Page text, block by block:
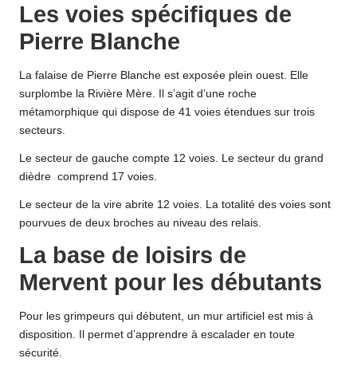
Les voies spécifiques de
Pierre Blanche
La falaise de Pierre Blanche est exposée plein ouest. Elle
surplombe la Rivière Mère. Il s’agit d’une roche
métamorphique qui dispose de 41 voies étendues sur trois
secteurs.
Le secteur de gauche compte 12 voies. Le secteur du grand
dièdre comprend 17 voies.
Le secteur de la vire abrite 12 voies. La totalité des voies sont
pourvues de deux broches au niveau des relais.
La base de loisirs de
Mervent pour les débutants
Pour les grimpeurs qui débutent, un mur artificiel est mis à
disposition. Il permet d’apprendre à escalader en toute
sécurité.